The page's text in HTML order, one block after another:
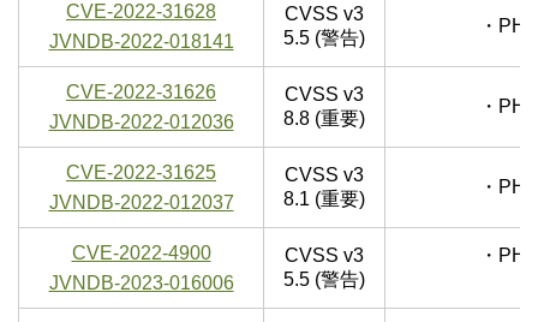
CVE-2022-31628
JVNDB-2022-018141
CVSS v3
5.5 (警告)
・
CVE-2022-31626
JVNDB-2022-012036
CVSS v3
8.8 (重要)
・
CVE-2022-31625
JVNDB-2022-012037
CVSS v3
8.1 (重要)
・
CVE-2022-4900
JVNDB-2023-016006
CVSS v3
5.5 (警告)
・